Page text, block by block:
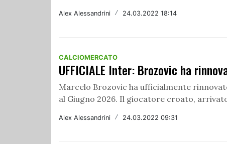
Alex Alessandrini / 24.03.2022 18:14
CALCIOMERCATO
UFFICIALE Inter: Brozovic ha
Marcelo Brozovic ha ufficialmente
al Giugno 2026. Il giocatore croato,
Alex Alessandrini / 24.03.2022 09:31